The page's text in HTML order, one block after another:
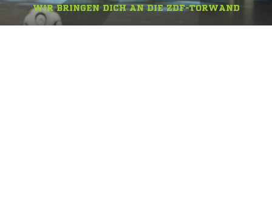
WIR BRINGEN DICH AN DIE ZDF-TORWAND